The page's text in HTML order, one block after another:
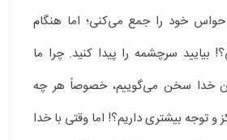
خود را جمع می‌کنی؛ اما هنگام
بیایید سرچشمه را پیدا کنید. چرا ما
خدا سخن می‌گوییم، خصوصاً هر چه
و توجه بیشتری داریم؟! اما وقتی با خدا